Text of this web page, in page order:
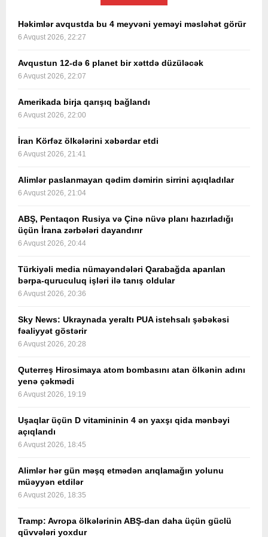
Həkimlər avqustda bu 4 meyvəni yeməyi məsləhət görür
6 Avqust 2026, 22:27
Avqustun 12-də 6 planet bir xəttdə düzüləcək
6 Avqust 2026, 22:07
Amerikada birja qarışıq bağlandı
6 Avqust 2026, 22:00
İran Körfəz ölkələrini xəbərdar etdi
6 Avqust 2026, 21:41
Alimlər paslanmayan qədim dəmirin sirrini açıqladılar
6 Avqust 2026, 21:04
ABŞ, Pentaqon Rusiya və Çinə nüvə planı hazırladığı
üçün İrana zərbələri dayandırır
6 Avqust 2026, 20:44
Türkiyəli media nümayəndələri Qarabağda aparılan
bərpa-quruculuq işləri ilə tanış oldular
6 Avqust 2026, 20:36
Sky News: Ukraynada yeraltı PUA istehsalı şəbəkəsi
fəaliyyət göstərir
6 Avqust 2026, 20:28
Quterreş Hirosimaya atom bombasını atan ölkənin adını
yenə çəkmədi
6 Avqust 2026, 19:19
Uşaqlar üçün D vitamininin 4 ən yaxşı qida mənbəyi
açıqlandı
6 Avqust 2026, 18:45
Alimlər hər gün məşq etmədən arıqlamağın yolunu
müəyyən etdilər
6 Avqust 2026, 18:35
Tramp: Avropa ölkələrinin ABŞ-dan daha üçün güclü
qüvvələri yoxdur